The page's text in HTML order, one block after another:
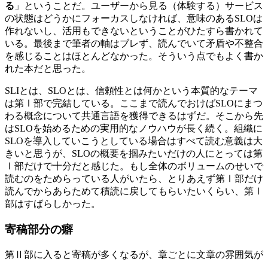
る 」ということだ。ユーザーから見る（体験する）サービス
の状態はどうかにフォーカスしなければ、意味のあるSLOは
作れないし、活用もできないということがひたすら書かれて
いる。最後まで筆者の軸はブレず、読んでいて矛盾や不整合
を感じることはほとんどなかった。そういう点でもよく書か
れた本だと思った。
SLIとは、SLOとは、信頼性とは何かという本質的なテーマ
は第Ⅰ部で完結している。ここまで読んでおけばSLOにまつ
わる概念について共通言語を獲得できるはずだ。そこから先
はSLOを始めるための実用的なノウハウが長く続く。組織に
SLOを導入していこうとしている場合はすべて読む意義は大
きいと思うが、SLOの概要を掴みたいだけの人にとっては第
Ⅰ部だけで十分だと感じた。もし全体のボリュームのせいで
読むのをためらっている人がいたら、とりあえず第Ⅰ部だけ
読んでからあらためて積読に戻してもらいたいくらい、第Ⅰ
部はすばらしかった。
寄稿部分の癖
第Ⅱ部に入ると寄稿が多くなるが、章ごとに文章の雰囲気が